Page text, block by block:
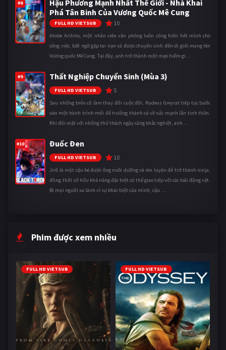
#8
Hậu Phương Mạnh Nhất Thế Giới - Nhà Khai
Phá Tân Binh Của Vương Quốc Mê Cung
FULL HD VIETSUB 10
Atobe Arihito, một nhân viên văn phòng luôn cống hiến hết mình cho
công việc, bất ngờ gặp tai nạn và được chuyển sinh đến dị giới mang tên
Vương quốc Mê Cung. Tại đây, anh trở thành một mạo hiểm gi ...
#9 Thất Nghiệp Chuyển Sinh (Mùa 3)
FULL HD VIETSUB 5
Sau những biến cố làm thay đổi cuộc đời, Rudeus Greyrat tiếp tục bước
vào một hành trình mới để trưởng thành cả về sức mạnh lẫn tinh thần.
Khi đối mặt với những thử thách ngày càng khắc nghiệt, anh ...
#10 Đuốc Đen
FULL HD VIETSUB 10
Jirô là một cậu bé được ông nuôi dưỡng và rèn luyện để trở thành ninja,
đồng thời sở hữu khả năng đặc biệt có thể giao tiếp với các loài động vật.
Bị mọi người xa lánh vì sự khác biệt của mình, cậu ...
Phim được xem nhiều
FULL HD VIETSUB FULL HD VIETSUB